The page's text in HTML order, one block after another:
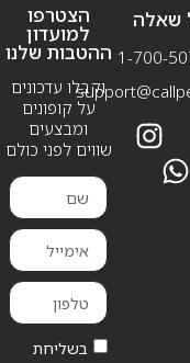
שאלה
1-700-
הצטרפו
למועדון
ההטבות שלנו
וקבלו עדכונים
על קופונים
ומבצעים
שווים לפני כולם
בשליחת